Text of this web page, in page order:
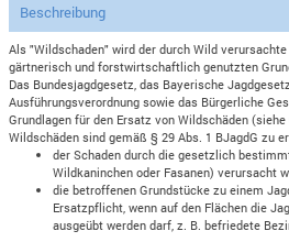
Beschreibung
Als "Wildschaden" wird der durch Wild
gärtnerisch und forstwirtschaftlich genutzten
Das Bundesjagdgesetz, das Bayerische
Ausführungsverordnung sowie das Bürgerliche
Grundlagen für den Ersatz von Wildschäden
Wildschäden sind gemäß § 29 Abs. 1 BJagdG zu
der Schaden durch die gesetzlich
Wildkaninchen oder Fasanen) verursacht
die betroffenen Grundstücke zu einem
Ersatzpflicht, wenn auf den Flächen die
ausgeübt werden darf, z. B. befriedete